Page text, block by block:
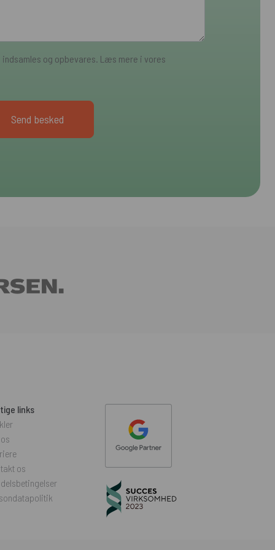
og opbevares. Læs mere i vores
links
os